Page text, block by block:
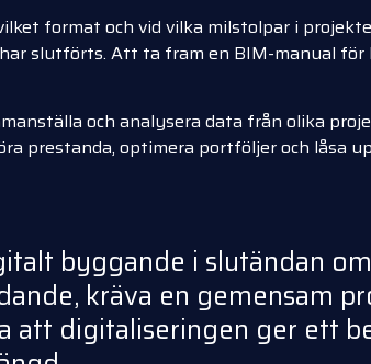
format och vid vilka milstolpar i
slutförts. Att ta fram en BIM-manual
och analysera data från olika
prestanda, optimera portföljer och låsa
byggande i slutändan
kräva en gemensam
att digitaliseringen ger ett